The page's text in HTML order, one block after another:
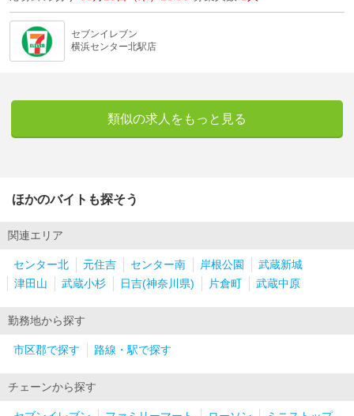
セブンイレブン
横浜センター北駅店
類似の求人をもっと見る
ほかのバイトも探そう
関連エリア
センター北 元住吉 センター南 岸根公園
武蔵新城
津田山
武蔵小杉 日吉(神奈川県) 片倉町 武蔵中原
勤務地から探す
市区郡で探す 路線・駅で探す
チェーンから探す